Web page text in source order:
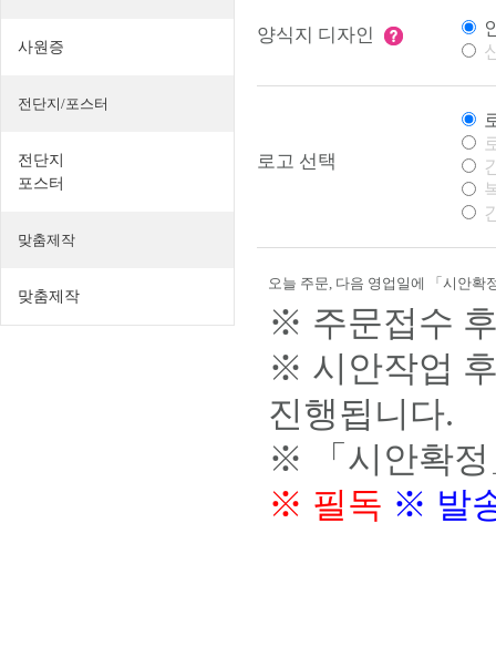
사원증
전단지/포스터
전단지
포스터
맞춤제작
맞춤제작
양식지 디자인
로고 선택
오늘 주문, 다음 영업일에 「시안확
※ 주문접수
※ 시안작업
진행됩니다.
※ 「시안확정
※ 필독 ※ 발